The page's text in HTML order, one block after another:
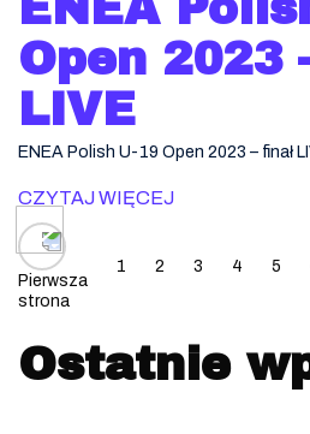
Open 2023
LIVE
ENEA Polish U-19 Open 2023 – finał
CZYTAJ WIĘCEJ
Posts
Pierwsza
strona
1 2 3 4 5
Ostatnie